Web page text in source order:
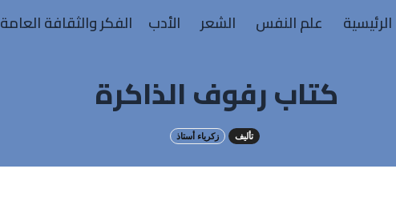
الرئيسية علم النفس الشعر الأدب الفكر والثقافة العامة
كتاب رفوف الذاكرة
تأليف زكرياء أستاذ